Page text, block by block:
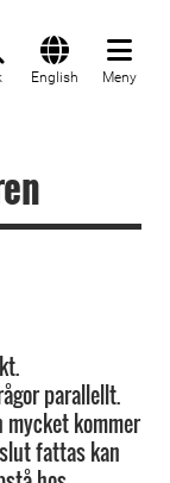
English Meny
parallellt.
kommer
fattas kan